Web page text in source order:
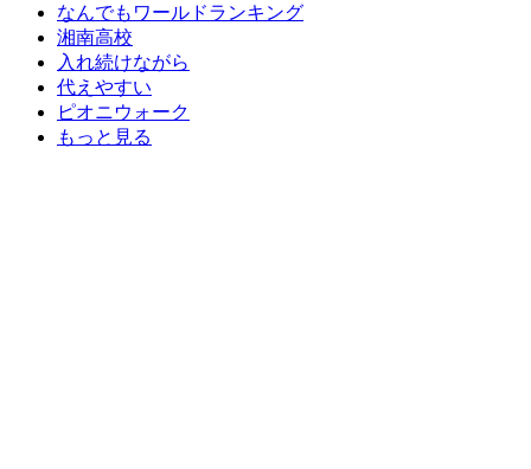
なんでもワールドランキング
湘南高校
入れ続けながら
代えやすい
ピオニウォーク
もっと見る